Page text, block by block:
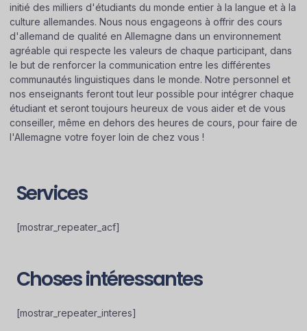
initié des milliers d'étudiants du monde entier à la langue et à la
culture allemandes. Nous nous engageons à offrir des cours
d'allemand de qualité en Allemagne dans un environnement
agréable qui respecte les valeurs de chaque participant, dans
le but de renforcer la communication entre les différentes
communautés linguistiques dans le monde. Notre personnel et
nos enseignants feront tout leur possible pour intégrer chaque
étudiant et seront toujours heureux de vous aider et de vous
conseiller, même en dehors des heures de cours, pour faire de
l'Allemagne votre foyer loin de chez vous !
Services
[mostrar_repeater_acf]
Choses intéressantes
[mostrar_repeater_interes]